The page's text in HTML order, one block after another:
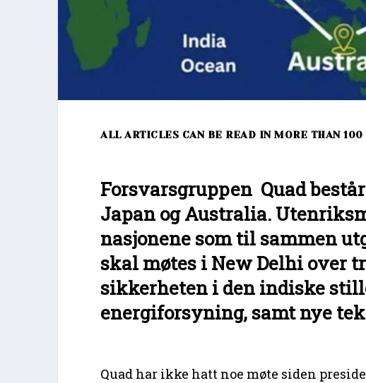
ALL ARTICLES CAN BE READ IN MORE THAN 100
Forsvarsgruppen Quad
Japan og Australia.
nasjonene som til sammen
skal møtes i New Delhi over
sikkerheten i den indiske
energiforsyning, samt nye
Quad har ikke hatt noe møte siden